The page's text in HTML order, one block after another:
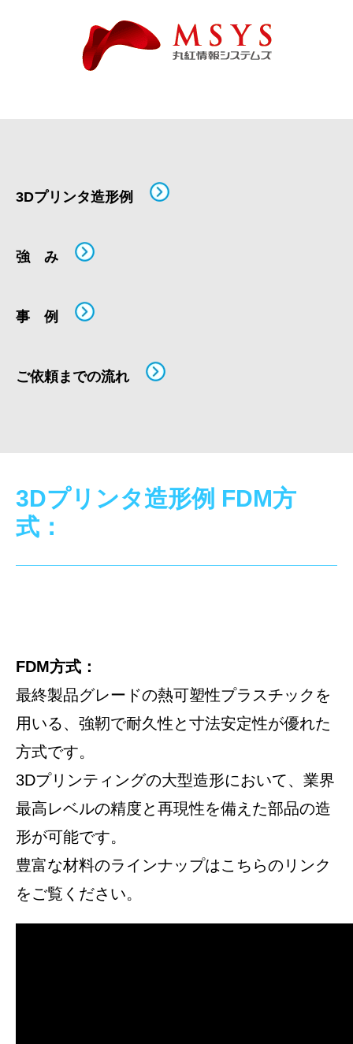
3Dプリンタ造形例
強 み
事 例
ご依頼までの流れ
3Dプリンタ造形例 FDM方
式：
FDM方式：
最終製品グレードの熱可塑性プラスチックを
用いる、強靭で耐久性と寸法安定性が優れた
方式です。
3Dプリンティングの大型造形において、業界
最高レベルの精度と再現性を備えた部品の造
形が可能です。
豊富な材料のラインナップはこちらのリンク
をご覧ください。